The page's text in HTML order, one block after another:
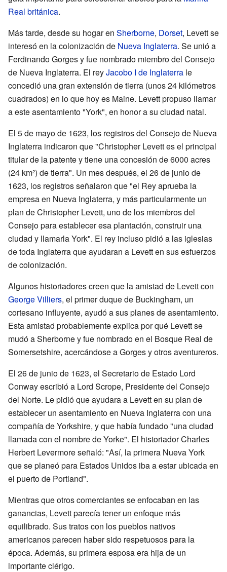
Real británica.
Más tarde, desde su hogar en Sherborne, Dorset, Levett se
interesó en la colonización de Nueva Inglaterra. Se unió a
Ferdinando Gorges y fue nombrado miembro del Consejo
de Nueva Inglaterra. El reyJacobo I de Inglaterra le
concedió una gran extensión de tierra (unos 24 kilómetros
cuadrados) en lo que hoy es Maine. Levett propuso llamar
a este asentamiento "York", en honor a su ciudad natal.
El 5 de mayo de 1623, los registros del Consejo de Nueva
Inglaterra indicaron que "Christopher Levett es el principal
titular de la patente y tiene una concesión de 6000 acres
(24 km²) de tierra". Un mes después, el 26 de junio de
1623, los registros señalaron que "el Rey aprueba la
empresa en Nueva Inglaterra, y más particularmente un
plan de Christopher Levett, uno de los miembros del
Consejo para establecer esa plantación, construir una
ciudad y llamarla York". El rey incluso pidió a las iglesias
de toda Inglaterra que ayudaran a Levett en sus esfuerzos
de colonización.
Algunos historiadores creen que la amistad de Levett con
George Villiers, el primer duque de Buckingham, un
cortesano influyente, ayudó a sus planes de asentamiento.
Esta amistad probablemente explica por qué Levett se
mudó a Sherborne y fue nombrado en el Bosque Real de
Somersetshire, acercándose a Gorges y otros aventureros.
El 26 de junio de 1623, el Secretario de Estado Lord
Conway escribió a Lord Scrope, Presidente del Consejo
del Norte. Le pidió que ayudara a Levett en su plan de
establecer un asentamiento en Nueva Inglaterra con una
compañía de Yorkshire, y que había fundado "una ciudad
llamada con el nombre de Yorke". El historiador Charles
Herbert Levermore señaló: "Así, la primera Nueva York
que se planeó para Estados Unidos iba a estar ubicada en
el puerto de Portland".
Mientras que otros comerciantes se enfocaban en las
ganancias, Levett parecía tener un enfoque más
equilibrado. Sus tratos con los pueblos nativos
americanos parecen haber sido respetuosos para la
época. Además, su primera esposa era hija de un
importante clérigo.